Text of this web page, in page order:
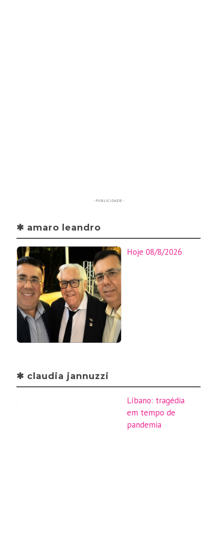
- PUBLICIDADE -
✱ amaro leandro
Hoje 08/8/2026
✱ claudia jannuzzi
Líbano: tragédia
em tempo de
pandemia